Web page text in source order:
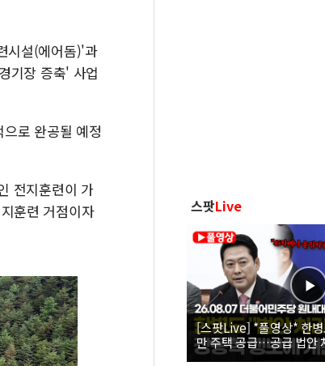
시설(에어돔)'과
기장 증축' 사업
로 완공될 예정
전지훈련이 가
훈련 거점이자
스팟Live
[스팟Live] *풀영상* 한병
만 주택 공급…공급 법안
26.08.07 더불어민주당